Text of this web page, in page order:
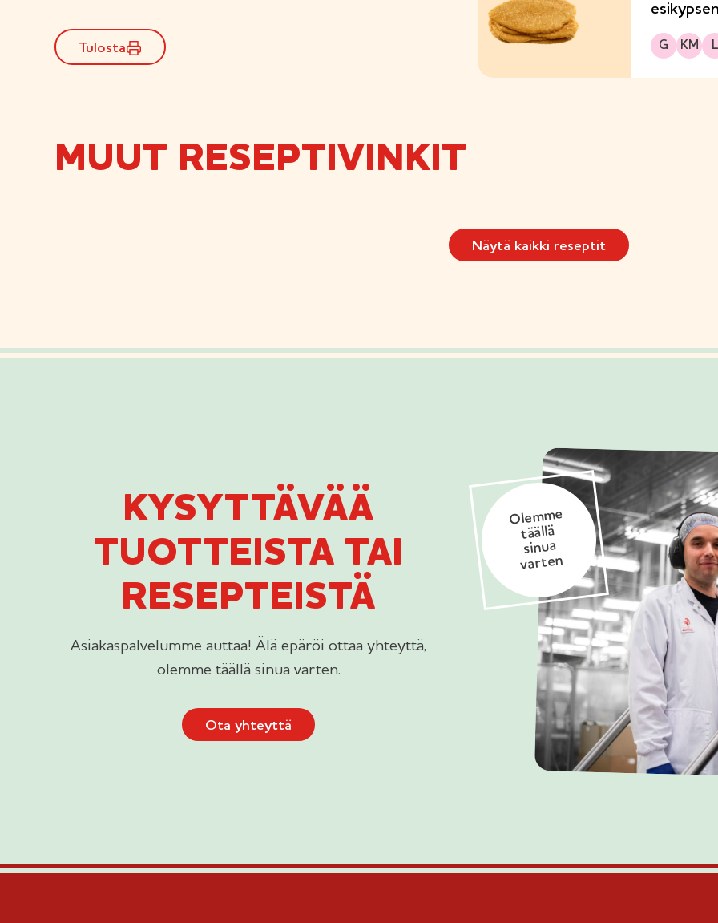
Tulosta G
Gluteeniton KM
Kananmunaton L
Laktoositon
MUUT RESEPTIVINKIT
Näytä kaikki reseptit
Olemme
täällä
sinua
varten
KYSYTTÄVÄÄ
TUOTTEISTA TAI
RESEPTEISTÄ
Asiakaspalvelumme auttaa! Älä epäröi ottaa yhteyttä,
olemme täällä sinua varten.
Ota yhteyttä